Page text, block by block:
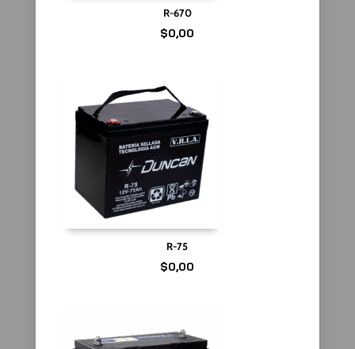
R-670
$0,00
R-75
$0,00